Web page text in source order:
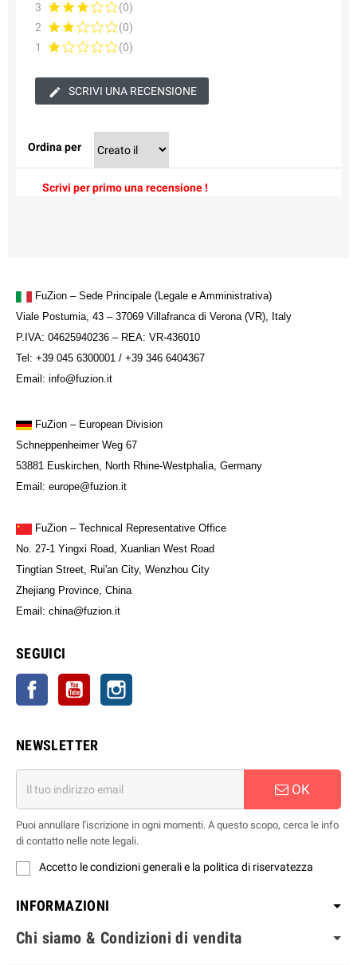
3
(0)
2
(0)
1
(0)
SCRIVI UNA RECENSIONE
Ordina per
Scrivi per primo una recensione !
FuZion – Sede Principale (Legale e Amministrativa)
Viale Postumia, 43 – 37069 Villafranca di Verona (VR), Italy
P.IVA: 04625940236 – REA: VR-436010
Tel: +39 045 6300001 / +39 346 6404367
Email: info@fuzion.it
FuZion – European Division
Schneppenheimer Weg 67
53881 Euskirchen, North Rhine-Westphalia, Germany
Email: europe@fuzion.it
FuZion – Technical Representative Office
No. 27-1 Yingxi Road, Xuanlian West Road
Tingtian Street, Rui'an City, Wenzhou City
Zhejiang Province, China
Email: china@fuzion.it
SEGUICI
Facebook YouTube
NEWSLETTER
OK
Puoi annullare l'iscrizione in ogni momenti. A questo scopo, cerca le info
di contatto nelle note legali.
Accetto le condizioni generali e la politica di riservatezza
INFORMAZIONI
Chi siamo & Condizioni di vendita